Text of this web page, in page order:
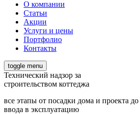
О компании
Статьи
Акции
Услуги и цены
Портфолио
Контакты
toggle menu
Технический надзор за
строительством коттеджа
все этапы от посадки дома и проекта
ввода в эксплуатацию